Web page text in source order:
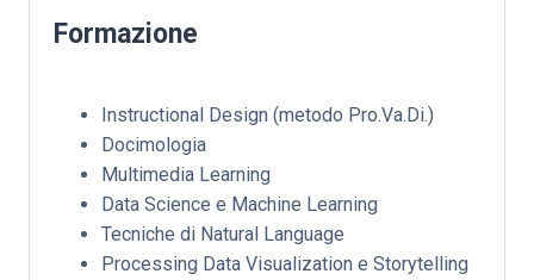
Formazione
Instructional Design (metodo Pro.Va.Di.)
Docimologia
Multimedia Learning
Data Science e Machine Learning
Tecniche di Natural Language
Processing Data Visualization e Storytelling